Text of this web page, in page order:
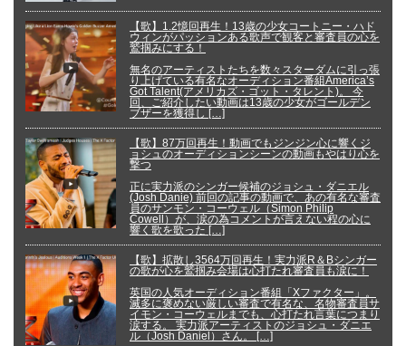
【歌】1.2憶回再生！13歳の少女コートニー・ハド
ウィンがパッションある歌声で観客と審査員の心を
鷲掴みにする！
無名のアーティストたちを数々スターダムに引っ張
り上げている有名なオーディション番組America’s
Got Talent(アメリカズ・ゴット・タレント)。 今
回、ご紹介したい動画は13歳の少女がゴールデン
ブザーを獲得し […]
【歌】87万回再生！動画でもジンジン心に響くジ
ョシュのオーディションシーンの動画もやはり心を
撃つ
正に実力派のシンガー候補のジョシュ・ダニエル
(Josh Danie) 前回の記事の動画で、あの有名な審査
員のサンモン・コーウェル（Simon Philip
Cowell）が、涙の為コメントが言えない程の心に
響く歌を歌った […]
【歌】拡散し3564万回再生！実力派R＆Bシンガー
の歌が心を鷲掴み会場は心打たれ審査員も涙に！
英国の人気オーディション番組「Xファクター」。
滅多に褒めない厳しい審査で有名な、名物審査員サ
イモン・コーウェルまでも、心打たれ言葉につまり
涙する。 実力派アーティストのジョシュ・ダニエ
ル（Josh Daniel）さん。 […]